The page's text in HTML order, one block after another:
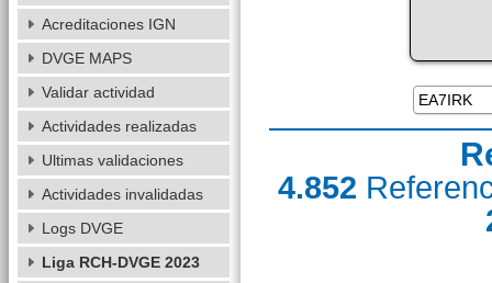
4.852
Acreditaciones IGN
DVGE MAPS
Validar actividad
Actividades realizadas
Ultimas validaciones
Actividades invalidadas
Logs DVGE
Liga RCH-DVGE 2023